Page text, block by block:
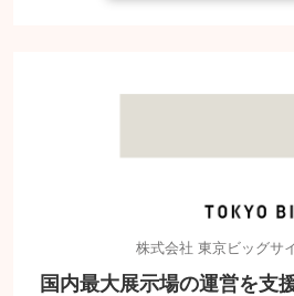
株式会社 東京ビッグサ
国内最大展示場の運営を支